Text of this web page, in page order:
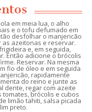
em meia lua, o alho
e o tofu defumado em
desfolhar o manjericão
as azeitonas e reservar.
e, em seguida,
Então adicione o brócolis
Reservar. Na mesma
fio de óleo e em seguida
rapidamente
do reino e junte as
dente, regar com azeite
brócolis e cubos
limão tahiti, salsa picada
preto.